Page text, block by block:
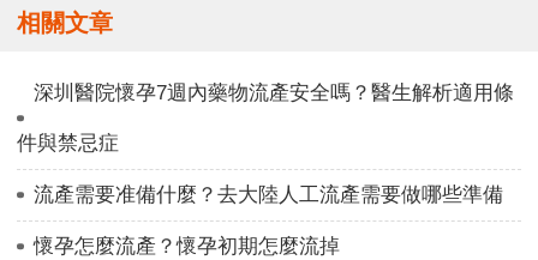
相關文章
深圳醫院懷孕7週內藥物流產安全嗎？醫生解析適用條
件與禁忌症
流產需要准備什麼？去大陸人工流產需要做哪些準備
懷孕怎麼流產？懷孕初期怎麼流掉